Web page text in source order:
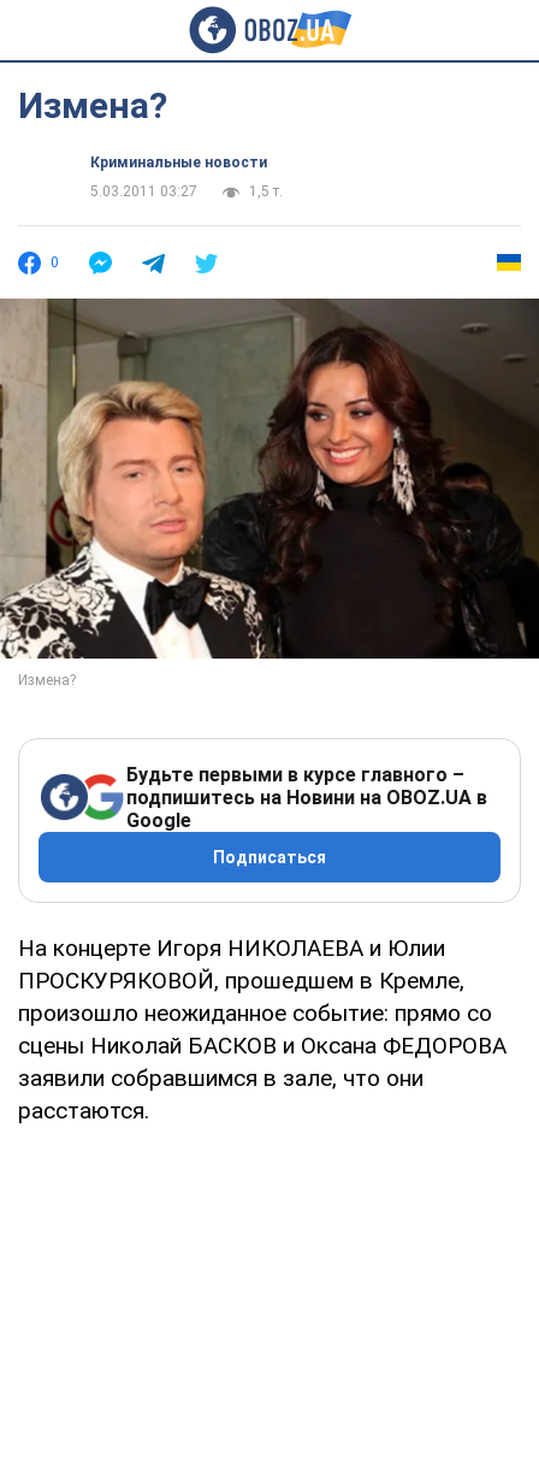
Измена?
Криминальные новости
5.03.2011 03:27
1,5 т.
0
Будьте первыми в курсе главного –
подпишитесь на Новини на OBOZ.UA в
Google
Подписаться
На концерте Игоря НИКОЛАЕВА и Юлии
ПРОСКУРЯКОВОЙ, прошедшем в Кремле,
произошло неожиданное событие: прямо со
сцены Николай БАСКОВ и Оксана ФЕДОРОВА
заявили собравшимся в зале, что они
расстаются.